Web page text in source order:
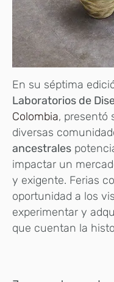
En su séptima
Laboratorios de
Colombia, presentó
diversas
ancestrales
impactar un
y exigente. Ferias
oportunidad a los
experimentar y
que cuentan la